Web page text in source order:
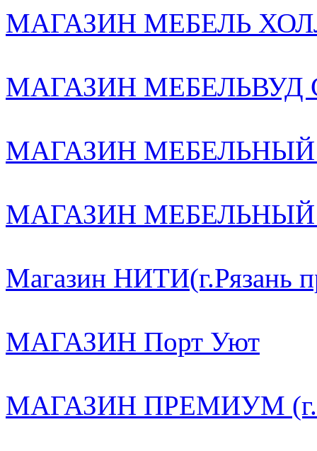
МАГАЗИН МЕБЕЛЬ
МАГАЗИН МЕБЕЛЬВУД
МАГАЗИН
МАГАЗИН
Магазин НИТИ(г.Рязань
МАГАЗИН Порт Уют
МАГАЗИН ПРЕМИУМ (г.